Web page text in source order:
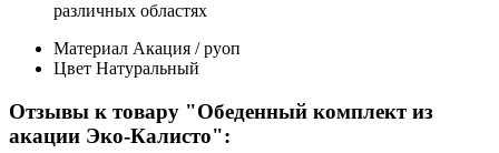
различных областях
Материал Акация / руоп
Цвет Натуральный
Отзывы к товару "Обеденный комплект из
акации Эко-Калисто":